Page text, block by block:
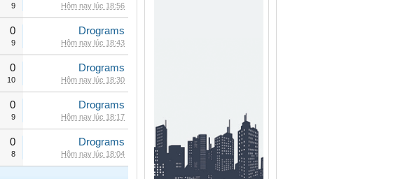
9 Hôm nay lúc 18:56
0
9
Drograms
Hôm nay lúc 18:43
0
10
Drograms
Hôm nay lúc 18:30
0
9
Drograms
Hôm nay lúc 18:17
0
8
Drograms
Hôm nay lúc 18:04